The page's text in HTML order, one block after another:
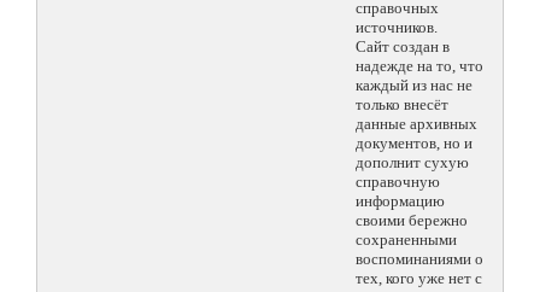
справочных
источников.
Сайт создан в
надежде на то, что
каждый из нас не
только внесёт
данные архивных
документов, но и
дополнит сухую
справочную
информацию
своими бережно
сохраненными
воспоминаниями о
тех, кого уже нет с